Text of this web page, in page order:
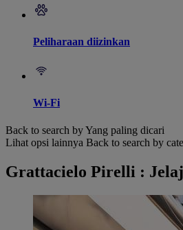
Peliharaan diizinkan
Wi-Fi
Back to search by Yang paling dicari
Lihat opsi lainnya Back to search by
Grattacielo Pirelli :